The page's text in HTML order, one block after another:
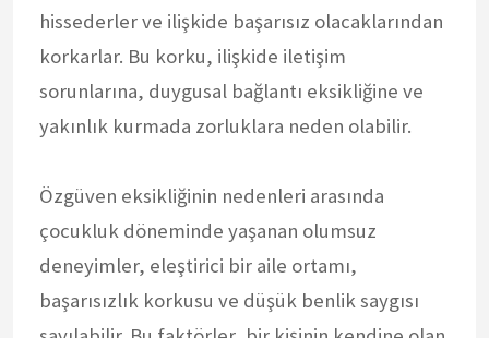
hissederler ve ilişkide başarısız olacaklarından
korkarlar. Bu korku, ilişkide iletişim
sorunlarına, duygusal bağlantı eksikliğine ve
yakınlık kurmada zorluklara neden olabilir.
Özgüven eksikliğinin nedenleri arasında
çocukluk döneminde yaşanan olumsuz
deneyimler, eleştirici bir aile ortamı,
başarısızlık korkusu ve düşük benlik saygısı